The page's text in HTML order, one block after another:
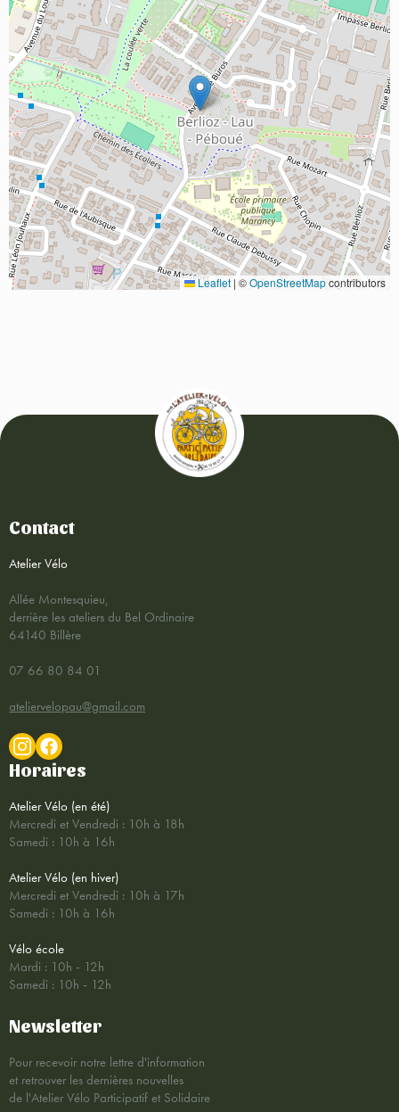
Leaflet | ©OpenStreetMapcontributors
Contact
Atelier Vélo
Allée Montesquieu,
derrière les ateliers du Bel Ordinaire
64140 Billère
07 66 80 84 01
ateliervelopau@gmail.com
Horaires
Atelier Vélo (en été)
Mercredi et Vendredi : 10h à 18h
Samedi : 10h à 16h
Atelier Vélo (en hiver)
Mercredi et Vendredi : 10h à 17h
Samedi : 10h à 16h
Vélo école
Mardi : 10h - 12h
Samedi : 10h - 12h
Newsletter
Pour recevoir notre lettre d'information
et retrouver les dernières nouvelles
de l'Atelier Vélo Participatif et Solidaire